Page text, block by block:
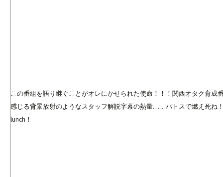
この番組を語り継ぐことがオレにかせられた使命！！！関西オタク育成
感じる背景放射のようなスタッフ解説字幕の熱量……パトスで燃え死ね！
lunch！